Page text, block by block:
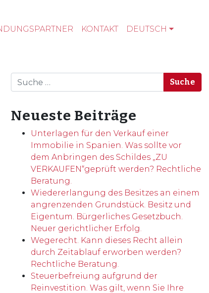
KONTAKT DEUTSCH
Suche
Neueste Beiträge
Unterlagen für den Verkauf einer
Immobilie in Spanien. Was sollte vor
dem Anbringen des Schildes „ZU
VERKAUFEN“geprüft werden? Rechtliche
Beratung.
Wiedererlangung des Besitzes an einem
angrenzenden Grundstück. Besitz und
Eigentum. Bürgerliches Gesetzbuch.
Neuer gerichtlicher Erfolg.
Wegerecht. Kann dieses Recht allein
durch Zeitablauf erworben werden?
Rechtliche Beratung.
Steuerbefreiung aufgrund der
Reinvestition. Was gilt, wenn Sie Ihre